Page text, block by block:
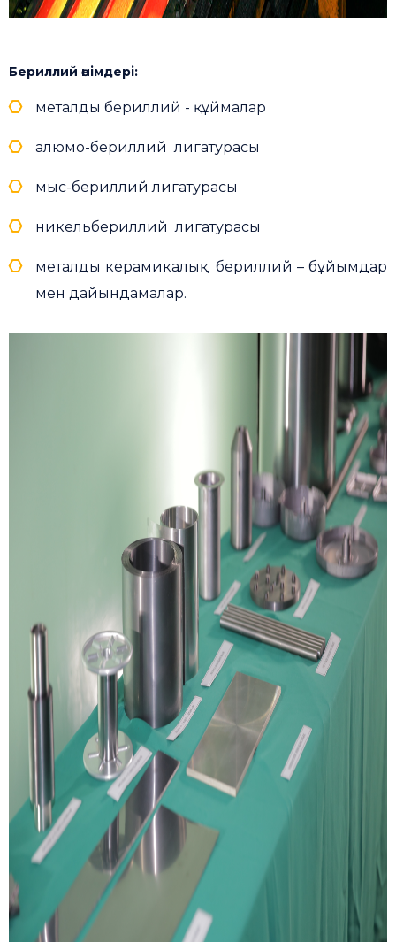
Бериллий өнімдері:
металды бериллий - құймалар
алюмо-бериллий лигатурасы
мыс-бериллий лигатурасы
никельбериллий лигатурасы
металды керамикалық бериллий – бұйымдар
мен дайындамалар.